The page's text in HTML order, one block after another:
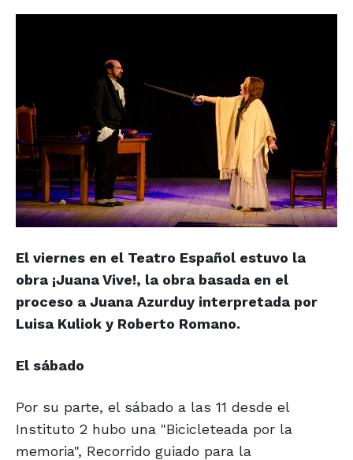
El viernes en el Teatro Español estuvo la
obra ¡Juana Vive!, la obra basada en el
proceso a Juana Azurduy interpretada por
Luisa Kuliok y Roberto Romano.
El sábado
Por su parte, el sábado a las 11 desde el
Instituto 2 hubo una "Bicicleteada por la
memoria", Recorrido guiado para la